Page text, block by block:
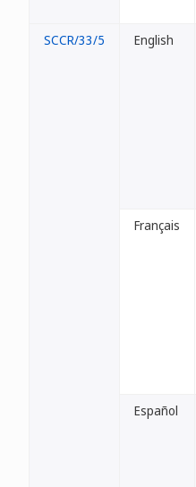
SCCR/33/5 English
Français
Español